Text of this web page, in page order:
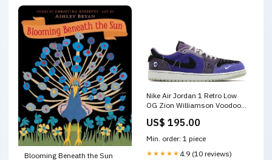
Blooming Beneath the Sun
Nike Air Jordan 1 Retro Low
OG Zion Williamson Voodoo
US$ 195.00
Min. order: 1 piece
★★★★★ 4.9 (10 reviews)